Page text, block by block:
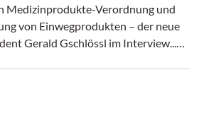
Medizinprodukte-Verordnung und
von Einwegprodukten – der neue
Gerald Gschlössl im Interview...